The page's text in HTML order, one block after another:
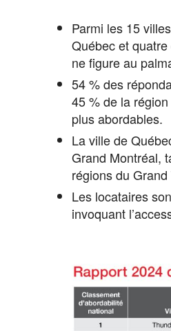
Parmi les 15
Québec et
ne figure au
54 % des
45 % de la
plus abordables.
La ville de
Grand Montréal,
régions du
Les locataires
invoquant